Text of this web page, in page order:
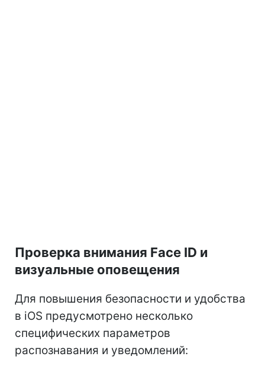
Проверка внимания Face ID и
визуальные оповещения
Для повышения безопасности и удобства
в iOS предусмотрено несколько
специфических параметров
распознавания и уведомлений: